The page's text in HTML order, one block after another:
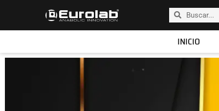
INICIO